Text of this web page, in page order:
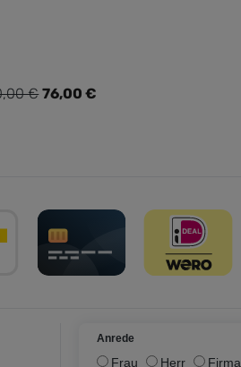
76,00 €
Preis:
€
Anrede
Frau Herr Firma